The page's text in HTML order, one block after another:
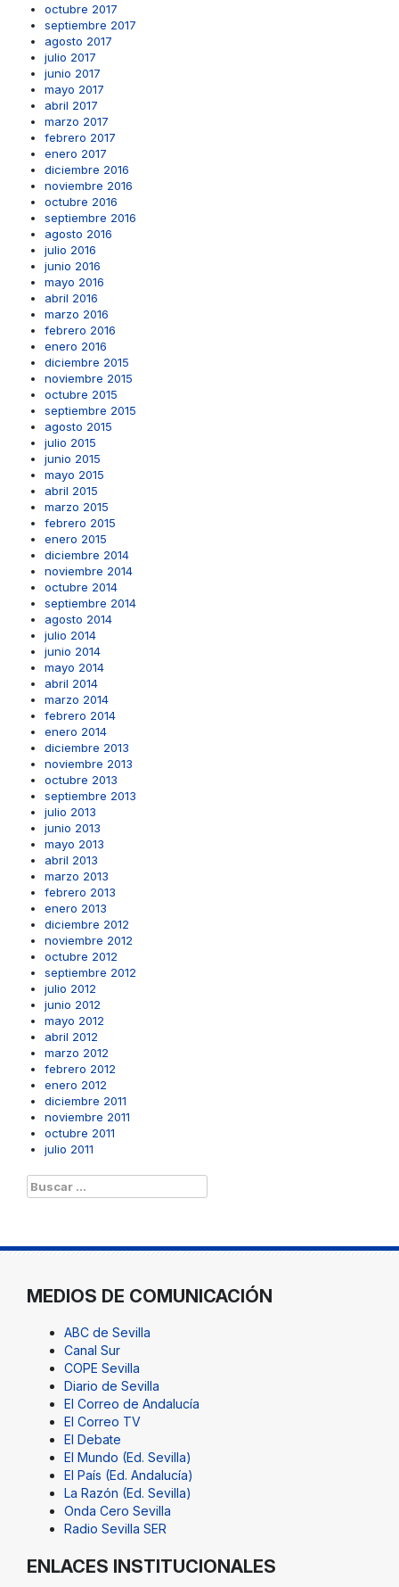
octubre 2017
septiembre 2017
agosto 2017
julio 2017
junio 2017
mayo 2017
abril 2017
marzo 2017
febrero 2017
enero 2017
diciembre 2016
noviembre 2016
octubre 2016
septiembre 2016
agosto 2016
julio 2016
junio 2016
mayo 2016
abril 2016
marzo 2016
febrero 2016
enero 2016
diciembre 2015
noviembre 2015
octubre 2015
septiembre 2015
agosto 2015
julio 2015
junio 2015
mayo 2015
abril 2015
marzo 2015
febrero 2015
enero 2015
diciembre 2014
noviembre 2014
octubre 2014
septiembre 2014
agosto 2014
julio 2014
junio 2014
mayo 2014
abril 2014
marzo 2014
febrero 2014
enero 2014
diciembre 2013
noviembre 2013
octubre 2013
septiembre 2013
julio 2013
junio 2013
mayo 2013
abril 2013
marzo 2013
febrero 2013
enero 2013
diciembre 2012
noviembre 2012
octubre 2012
septiembre 2012
julio 2012
junio 2012
mayo 2012
abril 2012
marzo 2012
febrero 2012
enero 2012
diciembre 2011
noviembre 2011
octubre 2011
julio 2011
Buscar:
MEDIOS DE COMUNICACIÓN
ABC de Sevilla
Canal Sur
COPE Sevilla
Diario de Sevilla
El Correo de Andalucía
El Correo TV
El Debate
El Mundo (Ed. Sevilla)
El País (Ed. Andalucía)
La Razón (Ed. Sevilla)
Onda Cero Sevilla
Radio Sevilla SER
ENLACES INSTITUCIONALES